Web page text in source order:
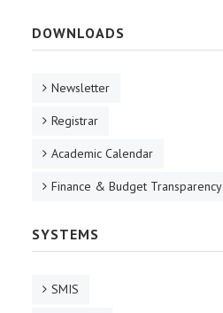
DOWNLOADS
Newsletter
Registrar
Academic Calendar
Finance & Budget Transparency
SYSTEMS
SMIS